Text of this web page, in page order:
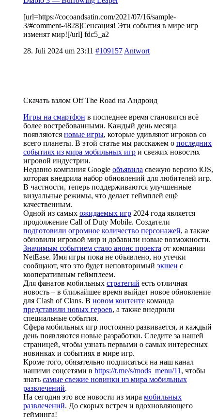
[url=https://cocoandsatin.com/2021/07/16/sample-
3/#comment-4828]Сенсация! Эти события в мире игр
изменят мир![/url] fdc5_a2
28. Juli 2024 um 23:11 #109157 Antwort
Скачать взлом Off The Road на Андроид
Игры на смартфон в последнее время становятся всё
более востребованными. Каждый день месяца
появляются новые игры, которые удивляют игроков со
всего планеты. В этой статье мы расскажем о последних
событиях из мира мобильных игр и свежих новостях
игровой индустрии.
Недавно компания Google объявила свежую версию iOS,
которая внедрила набор обновлений для любителей игр.
В частности, теперь поддерживаются улучшенные
визуальные режимы, что делает геймплей ещё
качественным.
Одной из самых ожидаемых игр 2024 года является
продолжение Call of Duty Mobile. Создатели
подготовили огромное количество персонажей, а также
обновили игровой мир и добавили новые возможности.
Значимым событием стало анонс проекта от компании
NetEase. Имя игры пока не объявлено, но утечки
сообщают, что это будет неповторимый экшен с
кооперативным геймплеем.
Для фанатов мобильных стратегий есть отличная
новость – в ближайшее время выйдет новое обновление
для Clash of Clans. В новом контенте команда
представили новых героев, а также внедрили
специальные события.
Сфера мобильных игр постоянно развивается, и каждый
день появляются новые разработки. Следите за нашей
страницей, чтобы узнать первыми о самых интересных
новинках и событиях в мире игр.
Кроме того, обязательно подписаться на наш канал
нашими соцсетями в https://t.me/s/mods_menu/11 , чтобы
знать самые свежие новинки из мира мобильных
развлечений.
На сегодня это все новости из мира мобильных
развлечений. До скорых встреч и вдохновляющего
гейминга!